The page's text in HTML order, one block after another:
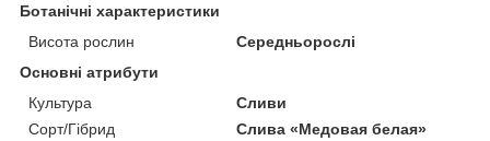
Ботанічні характеристики
Висота рослин
Середньорослі
Основні атрибути
Культура
Сливи
Сорт/Гібрид
Слива «Медовая белая»